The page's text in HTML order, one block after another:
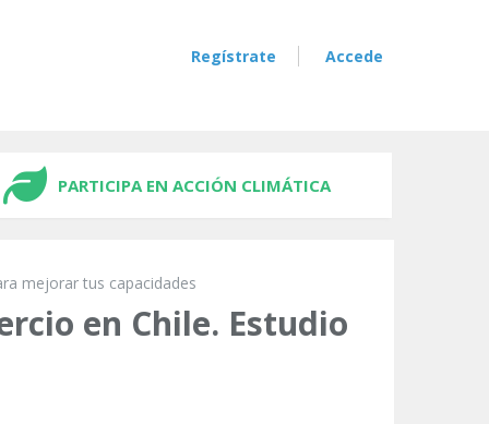
Regístrate Accede
PARTICIPA EN ACCIÓN CLIMÁTICA
mejorar tus capacidades
en Chile. Estudio